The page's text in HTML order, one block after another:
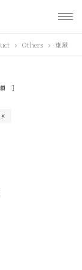
Others 東屋